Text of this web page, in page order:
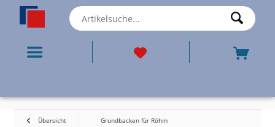
Übersicht Grundbacken für Röhm